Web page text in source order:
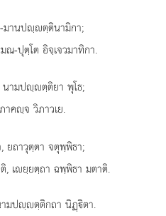
มานปฺตฺตินามิกา;
ณ-ปุตฺโต อิจฺเจวมาทิกา.
นามปฺตฺติยา พุโธ;
าคฺจ วิภาวเย.
ยถาวุตฺตา จตุพฺพิธา;
เยฺยตฺถา ฉพฺพิธา มตาติ.
มปฺตฺติกถา นิฏฺิตา.